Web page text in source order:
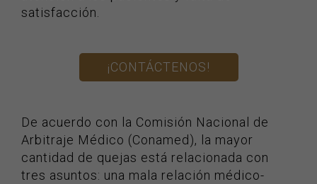
satisfacción.
¡CONTÁCTENOS!
De acuerdo con la Comisión Nacional de
Arbitraje Médico (Conamed), la mayor
cantidad de quejas está relacionada con
tres asuntos: una mala relación médico-